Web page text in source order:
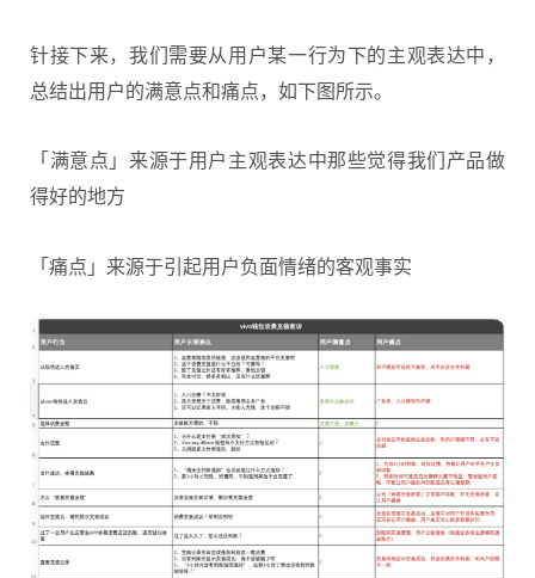
针接下来，我们需要从用户某一行为下的主观表达中，
总结出用户的满意点和痛点，如下图所示。
「满意点」来源于用户主观表达中那些觉得我们产品做
得好的地方
「痛点」来源于引起用户负面情绪的客观事实